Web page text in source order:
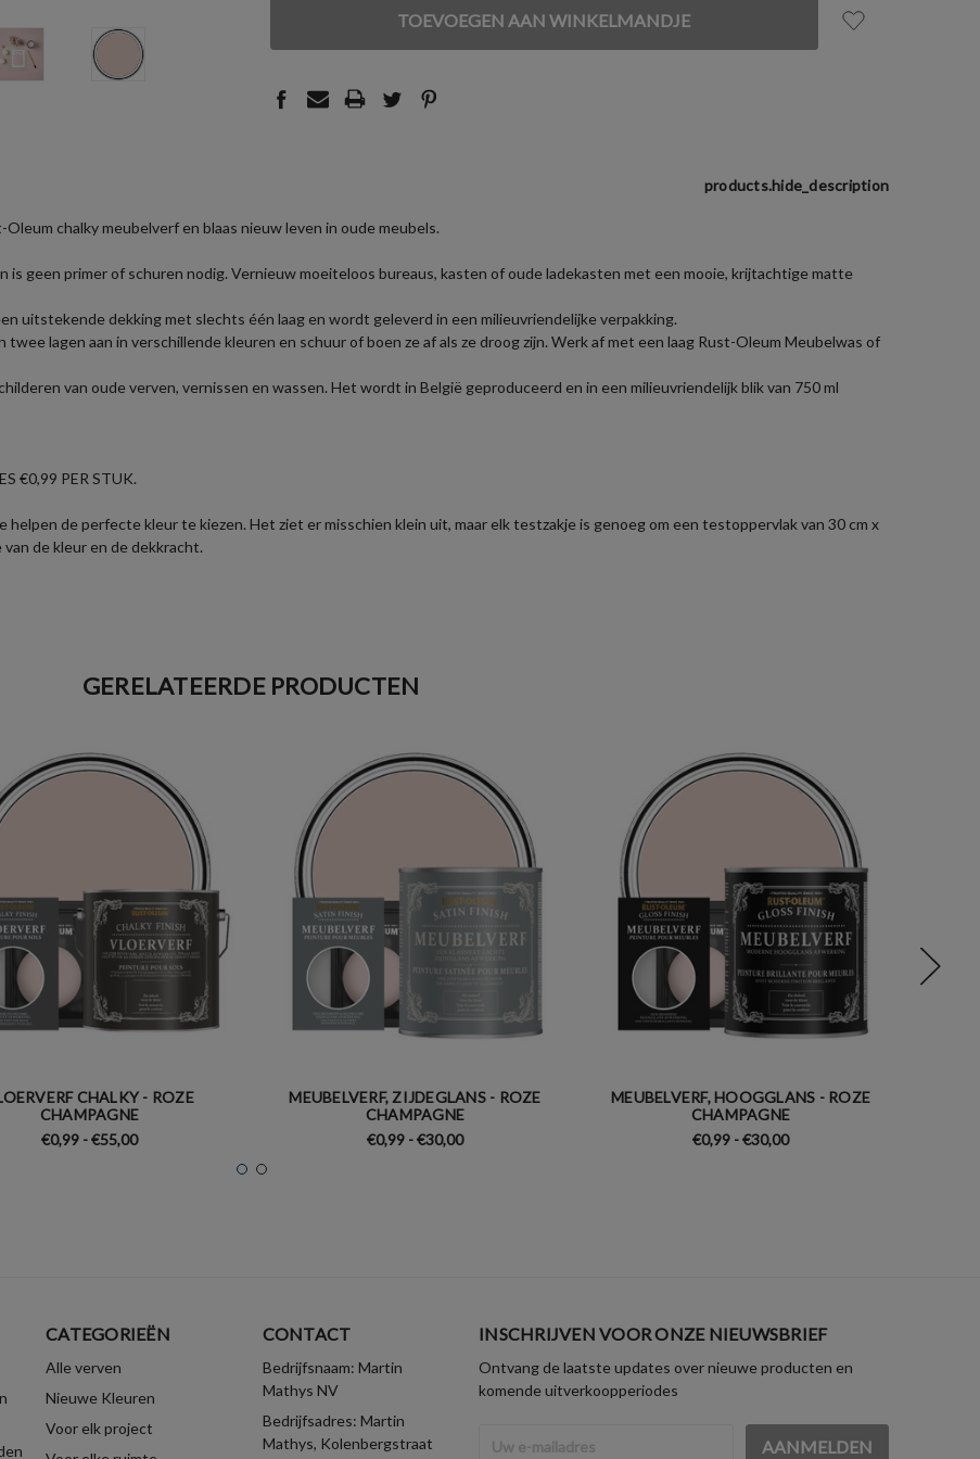
UNDEFINEDUNDEFINED
products.hide_description
chalky meubelverf en blaas nieuw leven in oude meubels.
is geen primer of schuren nodig. Vernieuw moeiteloos bureaus, kasten of oude ladekasten met een mooie, krijtachtige matte
uitstekende dekking met slechts één laag en wordt geleverd in een milieuvriendelijke verpakking.
lagen aan in verschillende kleuren en schuur of boen ze af als ze droog zijn. Werk af met een laag Rust-Oleum Meubelwas of
van oude verven, vernissen en wassen. Het wordt in België geproduceerd en in een milieuvriendelijk blik van 750 ml
€0,99 PER STUK.
de perfecte kleur te kiezen. Het ziet er misschien klein uit, maar elk testzakje is genoeg om een testoppervlak van 30 cm x
de kleur en de dekkracht.
GERELATEERDE PRODUCTEN
CHALKY - ROZE
CHAMPAGNE
€0,99 - €55,00
MEUBELVERF, ZIJDEGLANS - ROZE
CHAMPAGNE
€0,99 - €30,00
MEUBELVERF, HOOGGLANS - ROZE
CHAMPAGNE
€0,99 - €30,00
CATEGORIEËN
Alle verven
Nieuwe Kleuren
Voor elk project
CONTACT
Bedrijfsnaam: Martin
Mathys NV
Bedrijfsadres: Martin
Mathys, Kolenbergstraat
INSCHRIJVEN VOOR ONZE NIEUWSBRIEF
Ontvang de laatste updates over nieuwe producten en
komende uitverkoopperiodes